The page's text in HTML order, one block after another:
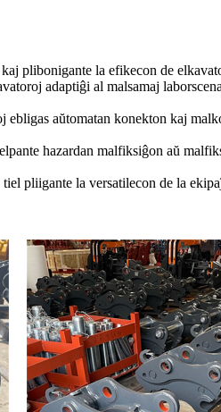
plibonigante la efikecon de
adaptiĝi al malsamaj
aŭtomatan konekton kaj
hazardan malfiksiĝon aŭ
pliigante la versatilecon de la